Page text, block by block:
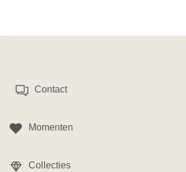
Contact
Momenten
Collecties